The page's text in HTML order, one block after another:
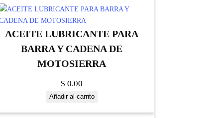
ACEITE LUBRICANTE PARA
BARRA Y CADENA DE
MOTOSIERRA
$ 0.00
Añadir al carrito